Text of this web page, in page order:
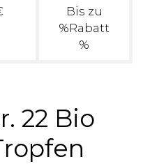
Bis zu
%Rabatt
%
22 Bio